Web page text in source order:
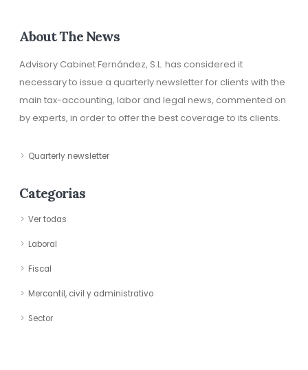
About The News
Advisory Cabinet Fernández, S.L. has considered it
necessary to issue a quarterly newsletter for clients with the
main tax-accounting, labor and legal news, commented on
by experts, in order to offer the best coverage to its clients.
Quarterly newsletter
Categorias
Ver todas
Laboral
Fiscal
Mercantil, civil y administrativo
Sector